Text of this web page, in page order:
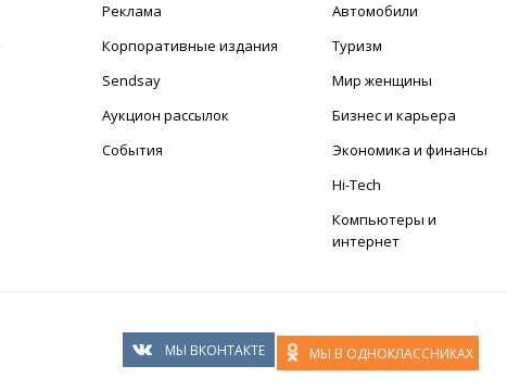
Реклама
Корпоративные издания
Sendsay
Аукцион рассылок
События
Автомобили
Туризм
Мир женщины
Бизнес и карьера
Экономика и финансы
Hi-Tech
Компьютеры и
интернет
МЫ ВКОНТАКТЕ МЫ В ОДНОКЛАССНИКАХ